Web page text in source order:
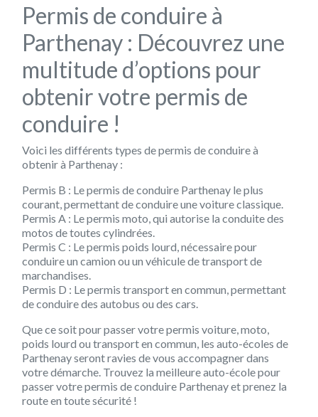
Permis de conduire à
Parthenay : Découvrez une
multitude d’options pour
obtenir votre permis de
conduire !
Voici les différents types de permis de conduire à
obtenir à Parthenay :
Permis B : Le permis de conduire Parthenay le plus
courant, permettant de conduire une voiture classique.
Permis A : Le permis moto, qui autorise la conduite des
motos de toutes cylindrées.
Permis C : Le permis poids lourd, nécessaire pour
conduire un camion ou un véhicule de transport de
marchandises.
Permis D : Le permis transport en commun, permettant
de conduire des autobus ou des cars.
Que ce soit pour passer votre permis voiture, moto,
poids lourd ou transport en commun, les auto-écoles de
Parthenay seront ravies de vous accompagner dans
votre démarche. Trouvez la meilleure auto-école pour
passer votre permis de conduire Parthenay et prenez la
route en toute sécurité !